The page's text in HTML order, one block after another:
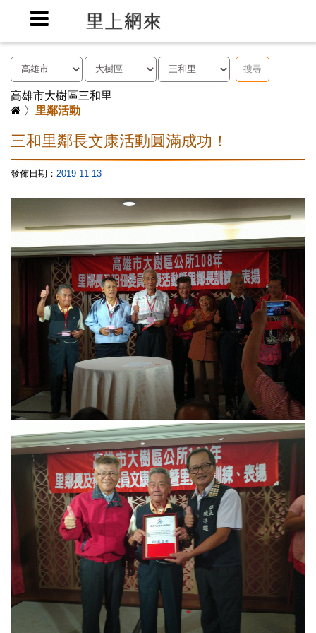
搜尋
高雄市大樹區三和里
〉 里鄰活動
三和里鄰長文康活動圓滿成功！
發佈日期： 2019-11-13